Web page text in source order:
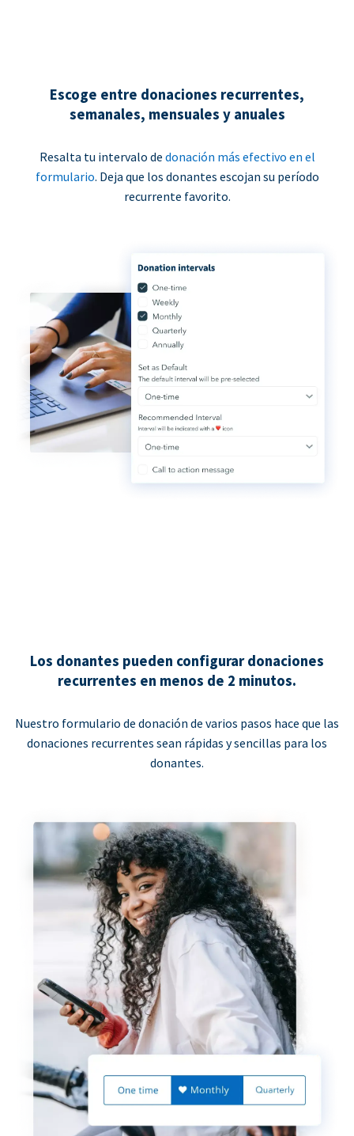
Escoge entre donaciones recurrentes,
semanales, mensuales y anuales
Resalta tu intervalo de donación más efectivo en el
formulario. Deja que los donantes escojan su período
recurrente favorito.
Los donantes pueden configurar donaciones
recurrentes en menos de 2 minutos.
Nuestro formulario de donación de varios pasos hace que las
donaciones recurrentes sean rápidas y sencillas para los
donantes.